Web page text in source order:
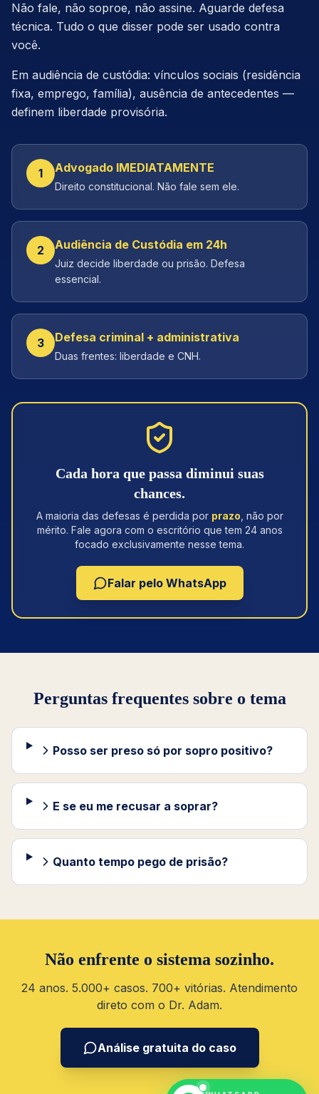
Não fale, não soproe, não assine. Aguarde defesa
técnica. Tudo o que disser pode ser usado contra
você.
Em audiência de custódia: vínculos sociais (residência
fixa, emprego, família), ausência de antecedentes —
definem liberdade provisória.
1 Advogado IMEDIATAMENTE
Direito constitucional. Não fale sem ele.
2 Audiência de Custódia em 24h
Juiz decide liberdade ou prisão. Defesa
essencial.
3 Defesa criminal + administrativa
Duas frentes: liberdade e CNH.
Cada hora que passa diminui suas
chances.
A maioria das defesas é perdida por prazo , não por
mérito. Fale agora com o escritório que tem 24 anos
focado exclusivamente nesse tema.
Falar pelo WhatsApp
Perguntas frequentes sobre o tema
Posso ser preso só por sopro positivo?
E se eu me recusar a soprar?
Quanto tempo pego de prisão?
Não enfrente o sistema sozinho.
24 anos. 5.000+ casos. 700+ vitórias. Atendimento
direto com o Dr. Adam.
Análise gratuita do caso